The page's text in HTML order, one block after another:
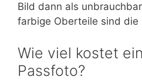
Bild dann als
farbige Oberteile sind die
Wie viel kostet
Passfoto?